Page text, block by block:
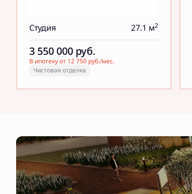
Студия 27.1 м2
3 550 000 руб.
В ипотеку от 12 750 руб./мес.
Чистовая отделка